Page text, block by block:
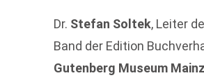
Dr. Stefan Soltek, Leiter
Band der Edition
Gutenberg Museum Mainz